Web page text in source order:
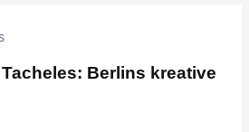
Berlins kreative